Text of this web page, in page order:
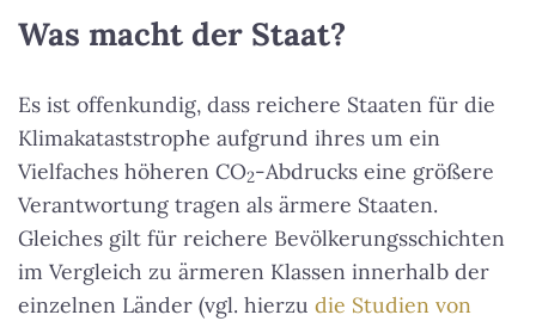
Was macht der Staat?
Es ist offenkundig, dass reichere Staaten für die
Klimakataststrophe aufgrund ihres um ein
Vielfaches höheren CO2-Abdrucks eine größere
Verantwortung tragen als ärmere Staaten.
Gleiches gilt für reichere Bevölkerungsschichten
im Vergleich zu ärmeren Klassen innerhalb der
einzelnen Länder (vgl. hierzu die Studien von